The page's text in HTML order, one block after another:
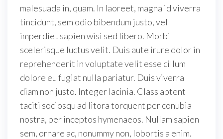
malesuada in, quam. In laoreet, magna id viverra
tincidunt, sem odio bibendum justo, vel
imperdiet sapien wisi sed libero. Morbi
scelerisque luctus velit. Duis aute irure dolor in
reprehenderit in voluptate velit esse cillum
dolore eu fugiat nulla pariatur. Duis viverra
diam non justo. Integer lacinia. Class aptent
taciti sociosqu ad litora torquent per conubia
nostra, per inceptos hymenaeos. Nullam sapien
sem, ornare ac, nonummy non, lobortis a enim.